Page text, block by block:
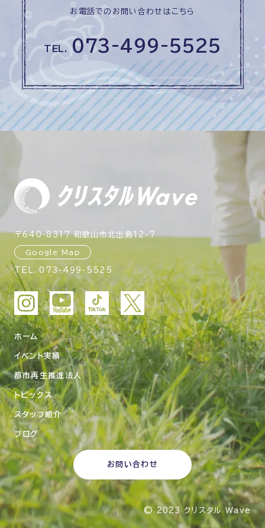
お電話でのお問い合わせはこちら
TEL. 073-499-5525
〒640-8317 和歌山市北出島12-7
Google Map
TEL.073-499-5525
ホーム
イベント実績
都市再生推進法人
トピックス
スタッフ紹介
ブログ
お問い合わせ
© 2023 クリスタル Wave